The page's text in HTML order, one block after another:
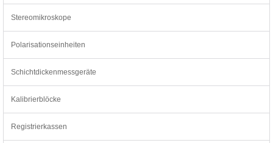
Stereomikroskope
Polarisationseinheiten
Schichtdickenmessgeräte
Kalibrierblöcke
Registrierkassen